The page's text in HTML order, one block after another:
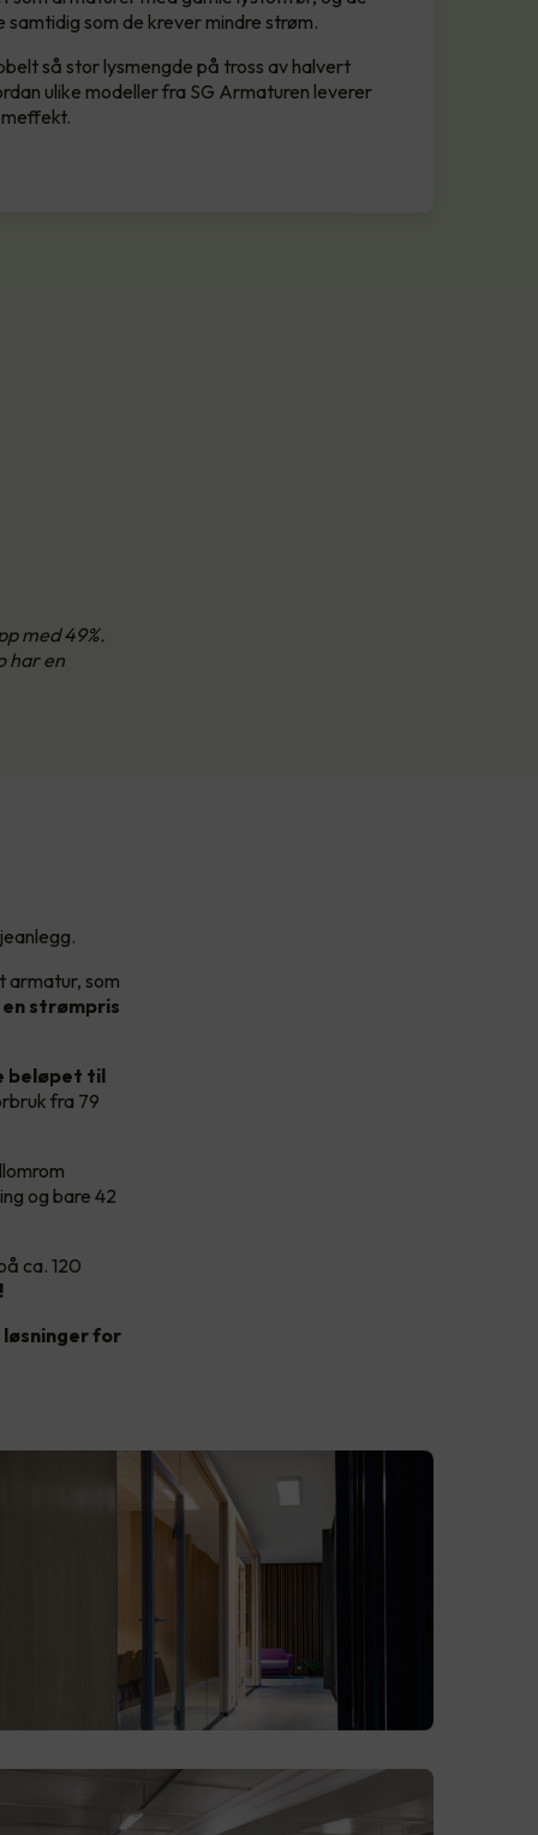
som de krever mindre strøm.
så stor lysmengde på tross av halvert
ulike modeller fra SG Armaturen leverer
med 49%.
har en
armatur, som
strømpris
beløpet til
fra 79
og bare 42
ca. 120
for